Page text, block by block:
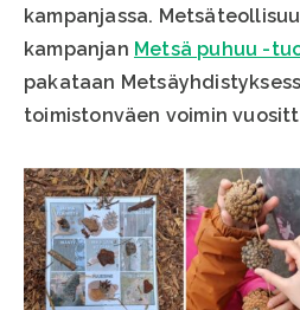
kampanjassa.
kampanjan Metsä puhuu -
pakataan
toimistonväen voimin